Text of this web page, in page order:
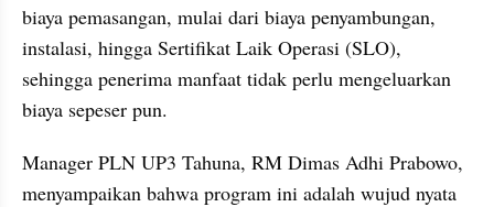
biaya pemasangan, mulai dari biaya penyambungan,
instalasi, hingga Sertifikat Laik Operasi (SLO),
sehingga penerima manfaat tidak perlu mengeluarkan
biaya sepeser pun.
Manager PLN UP3 Tahuna, RM Dimas Adhi Prabowo,
menyampaikan bahwa program ini adalah wujud nyata